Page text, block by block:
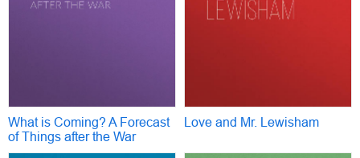
What is Coming? A Forecast
of Things after the War
Love and Mr. Lewisham